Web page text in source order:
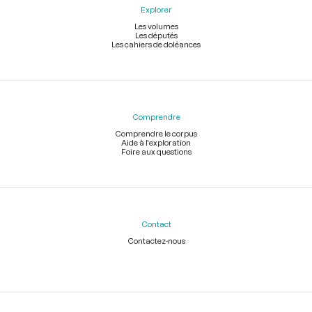
Explorer
Les volumes
Les députés
Les cahiers de doléances
Comprendre
Comprendre le corpus
Aide à l'exploration
Foire aux questions
Contact
Contactez-nous
Légal